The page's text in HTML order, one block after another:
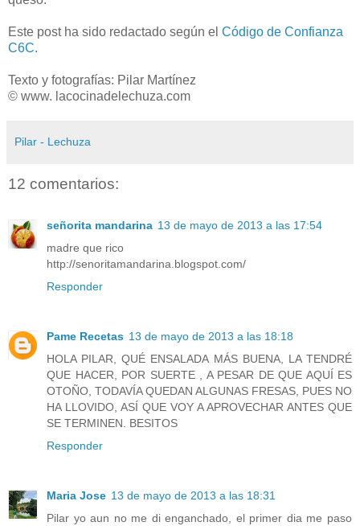
Este post ha sido redactado según el Código de Confianza
C6C.
Texto y fotografías: Pilar Martínez
© www. lacocinadelechuza.com
Pilar - Lechuza
12 comentarios:
señorita mandarina 13 de mayo de 2013 a las 17:54
madre que rico
http://senoritamandarina.blogspot.com/
Responder
Pame Recetas 13 de mayo de 2013 a las 18:18
HOLA PILAR, QUÉ ENSALADA MÁS BUENA, LA TENDRÉ
QUE HACER, POR SUERTE , A PESAR DE QUE AQUÍ ES
OTOÑO, TODAVÍA QUEDAN ALGUNAS FRESAS, PUES NO
HA LLOVIDO, ASÍ QUE VOY A APROVECHAR ANTES QUE
SE TERMINEN. BESITOS
Responder
Maria Jose 13 de mayo de 2013 a las 18:31
Pilar yo aun no me di enganchado, el primer dia me paso